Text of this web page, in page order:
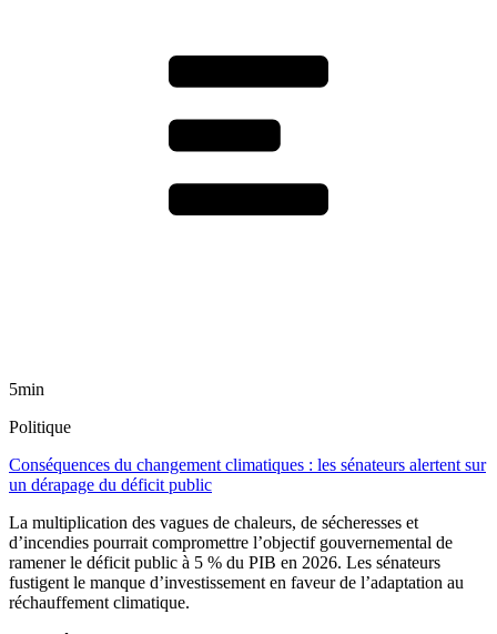
5min
Politique
Conséquences du changement climatiques : les sénateurs alertent sur
un dérapage du déficit public
La multiplication des vagues de chaleurs, de sécheresses et
d’incendies pourrait compromettre l’objectif gouvernemental de
ramener le déficit public à 5 % du PIB en 2026. Les sénateurs
fustigent le manque d’investissement en faveur de l’adaptation au
réchauffement climatique.